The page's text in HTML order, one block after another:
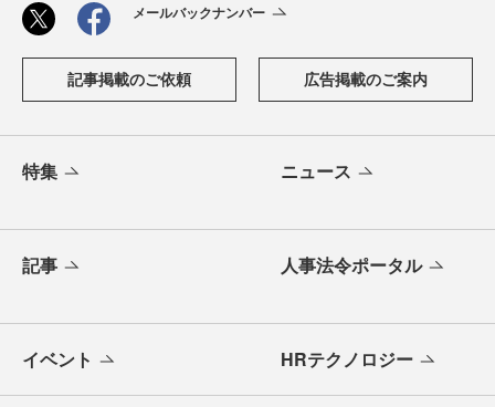
メールバックナンバー
記事掲載のご依頼 広告掲載のご案内
特集 ニュース
記事 人事法令ポータル
イベント HRテクノロジー